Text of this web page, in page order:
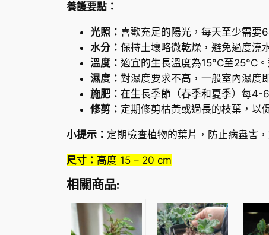
養護要點：
光照： 喜歡充足的陽光，每天至少需要
水分： 保持土壤略微乾燥，避免過度澆
溫度： 適宜的生長溫度為15°C至25°C
濕度： 對濕度要求不高，一般室內濕度
施肥： 在生長季節（春季和夏季）每4-
修剪： 定期修剪枯黃或過長的枝葉，以
小提示： 定期檢查植物的葉片，防止病蟲害
尺寸： 高度 15 – 20 cm
相關商品: